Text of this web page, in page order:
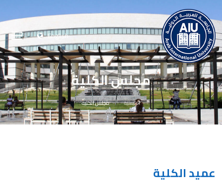
English
مجلس الكلية
الرئيسية مجلس الكلية
عميد الكلية